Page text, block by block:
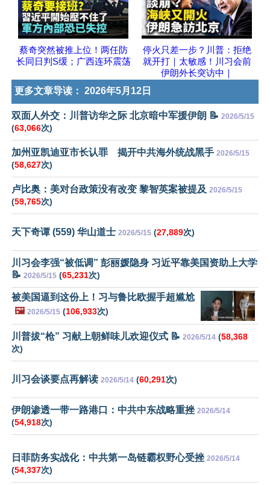
蔡奇突然被推上位！两任防
长同日判S缓；广西连环震荡
停火只差一步？川普：拒绝
就开打｜太敏感！川习会前
伊朗外长突访中｜
更多文章导读： 2026年5月12日
双面人外交：川普访华之际 北京暗中军援伊朗 📝 2026/5/15
(63,066次)
加州亚凯迪亚市长认罪 揭开中共海外统战黑手 2026/5/15
(58,627次)
卢比奥：美对台政策没有改变 黎智英案被提及 2026/5/15
(59,765次)
天下奇谭 (559) 华山道士 2026/5/15 (27,889次)
川习会李强“被低调” 彭丽媛隐身 习近平靠美国资助上大学
📝 2026/5/15 (65,231次)
被美国逼到这份上！习与鲁比欧握手超尴尬
🖼️ 2026/5/15 (106,933次)
川普拔“枪” 习献上朝鲜味儿欢迎仪式 📝 2026/5/14 (58,368
次)
川习会谈要点再解读 2026/5/14 (60,291次)
伊朗渗透一带一路港口：中共中东战略重挫 2026/5/14
(54,918次)
日菲防务实战化：中共第一岛链霸权野心受挫 2026/5/14
(54,337次)